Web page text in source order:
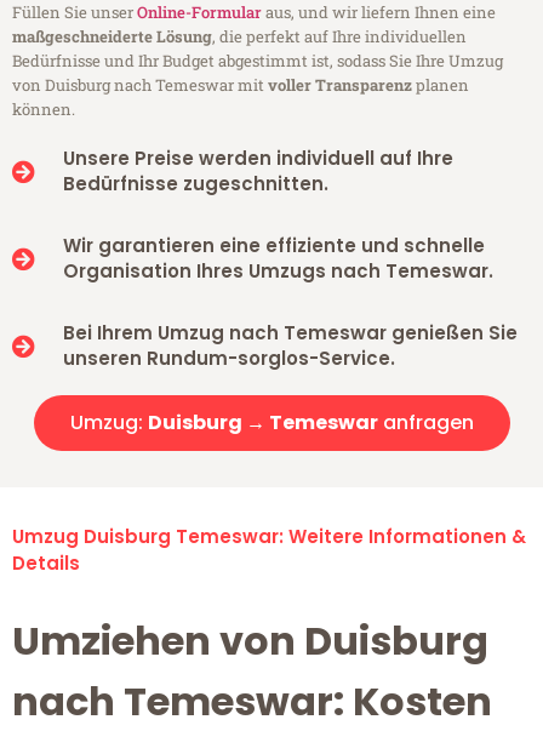
Füllen Sie unserOnline-Formularaus, und wir liefern Ihnen eine
maßgeschneiderte Lösung, die perfekt auf Ihre individuellen
Bedürfnisse und Ihr Budget abgestimmt ist, sodass Sie Ihre Umzug
von Duisburg nach Temeswar mitvoller Transparenzplanen
können.
Unsere Preise werden individuell auf Ihre
Bedürfnisse zugeschnitten.
Wir garantieren eine effiziente und schnelle
Organisation Ihres Umzugs nach Temeswar.
Bei Ihrem Umzug nach Temeswar genießen Sie
unseren Rundum-sorglos-Service.
Umzug: Duisburg → Temeswaranfragen
Umzug Duisburg Temeswar: Weitere Informationen &
Details
Umziehen von Duisburg
nach Temeswar: Kosten